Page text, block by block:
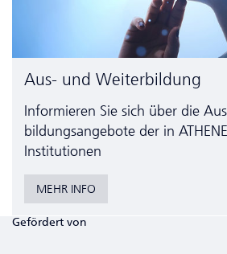
Aus- und Weiterbildung
Informieren Sie sich über die
bildungs­angebote der in
Institutionen
MEHR INFO
Gefördert von